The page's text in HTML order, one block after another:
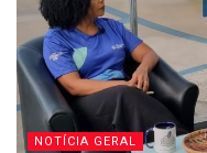
NOTÍCIA GERAL